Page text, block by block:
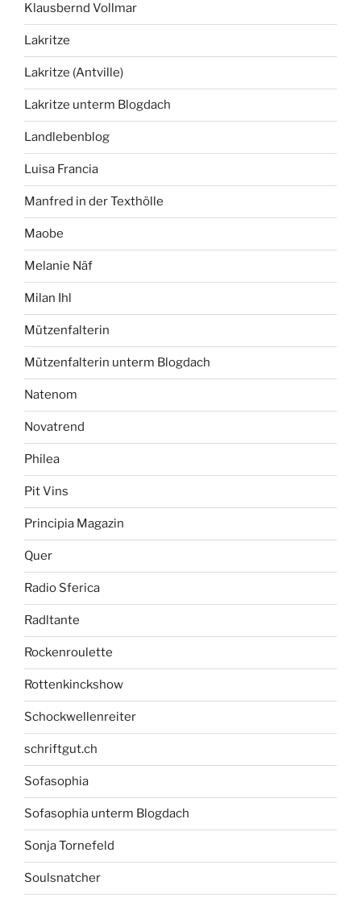
Klausbernd Vollmar
Lakritze
Lakritze (Antville)
Lakritze unterm Blogdach
Landlebenblog
Luisa Francia
Manfred in der Texthölle
Maobe
Melanie Näf
Milan Ihl
Mützenfalterin
Mützenfalterin unterm Blogdach
Natenom
Novatrend
Philea
Pit Vins
Principia Magazin
Quer
Radio Sferica
Radltante
Rockenroulette
Rottenkinckshow
Schockwellenreiter
schriftgut.ch
Sofasophia
Sofasophia unterm Blogdach
Sonja Tornefeld
Soulsnatcher